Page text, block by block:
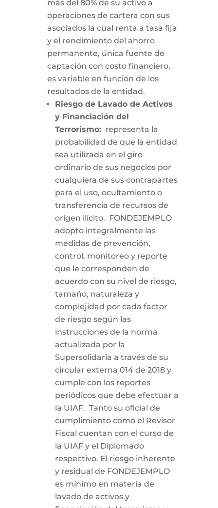
más del 80% de su activo a
operaciones de cartera con sus
asociados la cual renta a tasa fija
y el rendimiento del ahorro
permanente, única fuente de
captación con costo financiero,
es variable en función de los
resultados de la entidad.
Riesgo de Lavado de Activos
y Financiación del
Terrorismo:representa la
probabilidad de que la entidad
sea utilizada en el giro
ordinario de sus negocios por
cualquiera de sus contrapartes
para el uso, ocultamiento o
transferencia de recursos de
origen ilícito. FONDEJEMPLO
adopto integralmente las
medidas de prevención,
control, monitoreo y reporte
que le corresponden de
acuerdo con su nivel de riesgo,
tamaño, naturaleza y
complejidad por cada factor
de riesgo según las
instrucciones de la norma
actualizada por la
Supersolidaria a través de su
circular externa 014 de 2018 y
cumple con los reportes
periódicos que debe efectuar a
la UIAF. Tanto su oficial de
cumplimiento como el Revisor
Fiscal cuentan con el curso de
la UIAF y el Diplomado
respectivo. El riesgo inherente
y residual de FONDEJEMPLO
es mínimo en materia de
lavado de activos y